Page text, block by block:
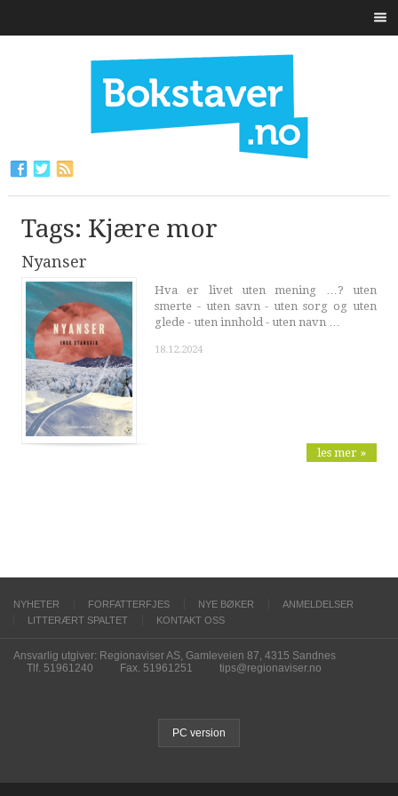
Tags: Kjære mor
Nyanser
Hva er livet uten mening …? uten
smerte - uten savn - uten sorg og uten
glede - uten innhold - uten navn …
18.12.2024
les mer »
NYHETER FORFATTERFJES NYE BØKER
ANMELDELSER
LITTERÆRT SPALTET
KONTAKT OSS
Ansvarlig utgiver: Regionaviser AS, Gamleveien 87, 4315 Sandnes
Tlf. 51961240
Fax. 51961251 tips@regionaviser.no
PC version